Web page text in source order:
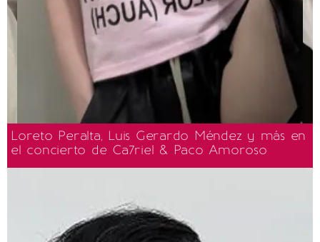
Loreto Peralta, Luis Gerardo Méndez y más en
el concierto de Ca7riel & Paco Amoroso